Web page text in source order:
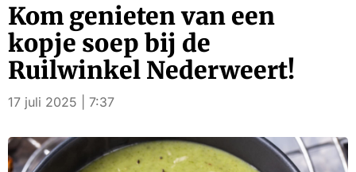
Kom genieten van een
kopje soep bij de
Ruilwinkel Nederweert!
17 juli 2025 | 7:37